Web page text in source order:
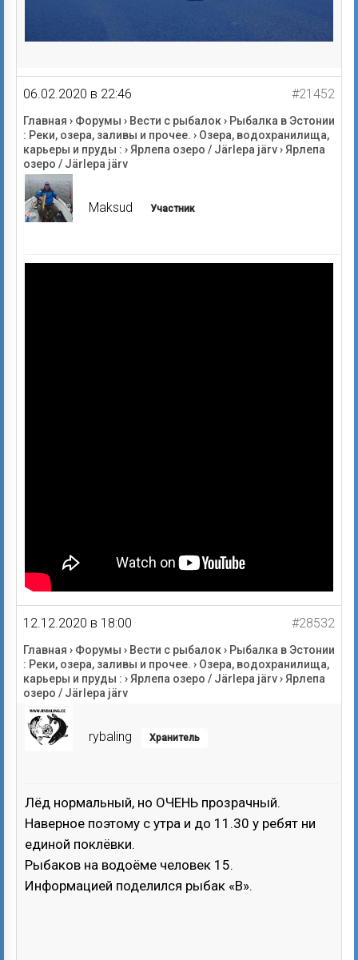
06.02.2020 в 22:46 #21452
Главная › Форумы › Вести с рыбалок› Рыбалка в Эстонии
: Реки, озера, заливы и прочее. › Озера, водохранилища,
карьеры и пруды : › Ярлепа озеро / Järlepa järv› Ярлепа
озеро / Järlepa järv
Maksud Участник
12.12.2020 в 18:00 #28532
Главная › Форумы › Вести с рыбалок› Рыбалка в Эстонии
: Реки, озера, заливы и прочее. › Озера, водохранилища,
карьеры и пруды : › Ярлепа озеро / Järlepa järv› Ярлепа
озеро / Järlepa järv
rybaling Хранитель
Лёд нормальный, но ОЧЕНЬ прозрачный.
Наверное поэтому с утра и до 11.30 у ребят ни
единой поклёвки.
Рыбаков на водоёме человек 15.
Информацией поделился рыбак «В».